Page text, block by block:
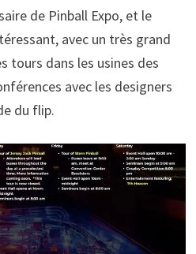
de Pinball Expo, et le
avec un très grand
tours dans les usines des
avec les designers
du flip.